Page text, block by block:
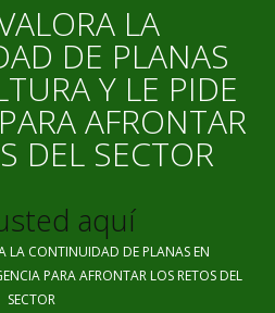
LA
DE PLANAS
Y LE PIDE
AFRONTAR
DEL SECTOR
aquí
CONTINUIDAD DE PLANAS EN
PARA AFRONTAR LOS RETOS DEL
SECTOR